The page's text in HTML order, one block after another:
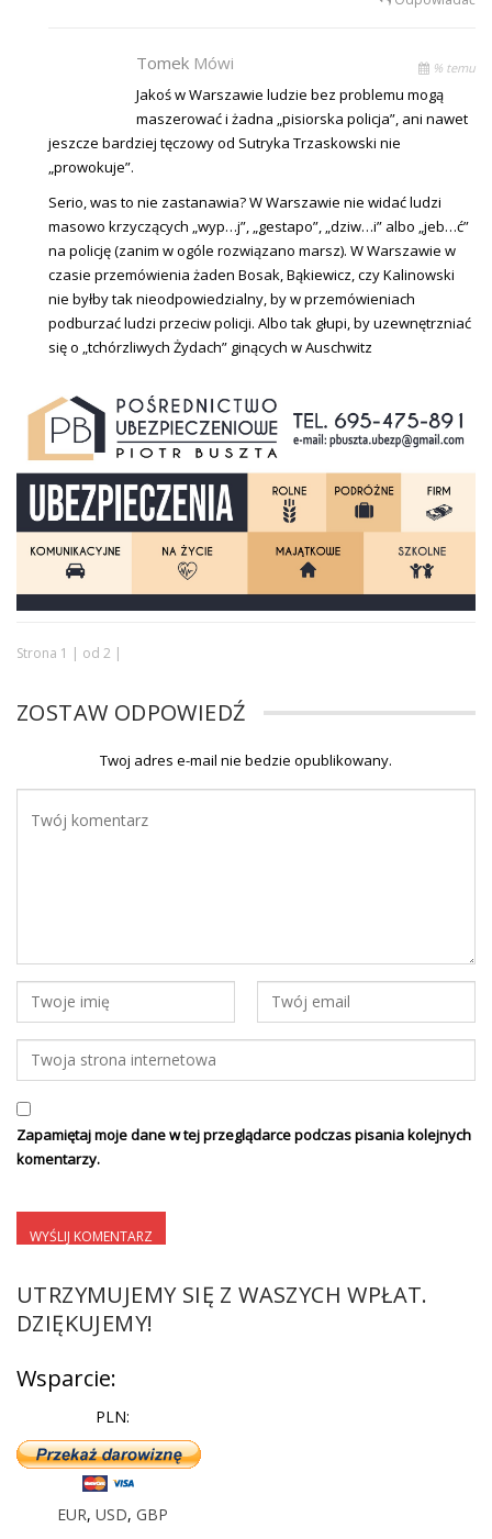
Tomek Mówi % temu
Jakoś w Warszawie ludzie bez problemu mogą
maszerować i żadna „pisiorska policja”, ani nawet
jeszcze bardziej tęczowy od Sutryka Trzaskowski nie
„prowokuje”.
Serio, was to nie zastanawia? W Warszawie nie widać ludzi
masowo krzyczących „wyp…j”, „gestapo”, „dziw…i” albo „jeb…ć”
na policję (zanim w ogóle rozwiązano marsz). W Warszawie w
czasie przemówienia żaden Bosak, Bąkiewicz, czy Kalinowski
nie byłby tak nieodpowiedzialny, by w przemówieniach
podburzać ludzi przeciw policji. Albo tak głupi, by uzewnętrzniać
się o „tchórzliwych Żydach” ginących w Auschwitz
Strona 1 | od 2 |
ZOSTAW ODPOWIEDŹ
Twoj adres e-mail nie bedzie opublikowany.
Zapamiętaj moje dane w tej przeglądarce podczas pisania kolejnych
komentarzy.
UTRZYMUJEMY SIĘ Z WASZYCH WPŁAT.
DZIĘKUJEMY!
Wsparcie:
PLN:
EUR, USD, GBP